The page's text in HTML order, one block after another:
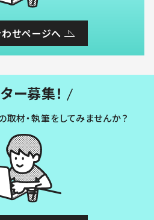
せページへ
ー募集！
取材・執筆をしてみませんか？